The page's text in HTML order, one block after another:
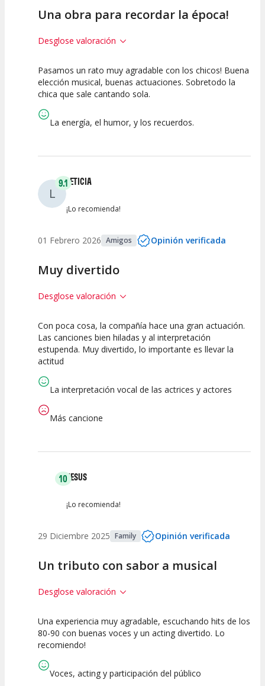
Una obra para recordar la época!
Desglose valoración
10
Calidad del
10
Puesta en
10
Interpretación
Pasamos un rato muy agradable con los chicos! Buena
elección musical, buenas actuaciones. Sobretodo la
chica que sale cantando sola.
La energía, el humor, y los recuerdos.
L
9.1LETICIA
¡Lo recomienda!
01 Febrero 2026 Amigos Opinión verificada
Muy divertido
Desglose valoración
10
Calidad del
Espectáculo
7.5
Puesta en
10
Interpretación
Con poca cosa, la compañía hace una gran actuación.
Las canciones bien hiladas y al interpretación
estupenda. Muy divertido, lo importante es llevar la
actitud
La interpretación vocal de las actrices y actores
Más cancione
10JESUS
¡Lo recomienda!
29 Diciembre 2025 Family Opinión verificada
Un tributo con sabor a musical
Desglose valoración
10
Calidad del
10 10
Una experiencia muy agradable, escuchando hits de los
80-90 con buenas voces y un acting divertido. Lo
recomiendo!
Voces, acting y participación del público